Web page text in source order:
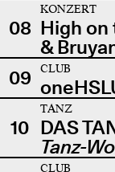
08
KONZERT
High on
&
09
CLUB
10
TANZ
DAS
Tanz-
CLUB